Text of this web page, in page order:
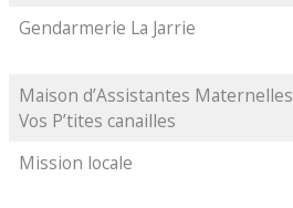
Gendarmerie La Jarrie
Maison d’Assistantes Maternelles
Vos P’tites canailles
Mission locale